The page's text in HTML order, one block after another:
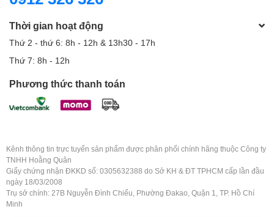
Thời gian hoạt động
Thứ 2 - thứ 6: 8h - 12h & 13h30 - 17h
Thứ 7: 8h - 12h
Phương thức thanh toán
Kênh thông tin trực tuyến sản phẩm được phân phối chính hãng thuộc Công ty
TNHH Hoằng Quân
Giấy chứng nhận ĐKKD số: 0305632388 do Sở KH & ĐT TPHCM cấp lần đầu
ngày 18/03/2008
Trụ sở chính: 27B Nguyễn Đình Chiểu, Phường Đakao, Quận 1, TP. Hồ Chí
Minh